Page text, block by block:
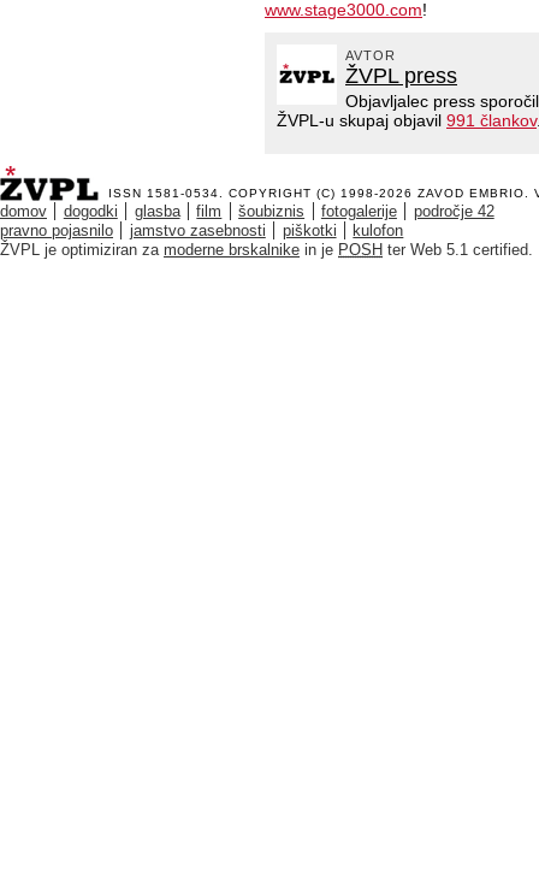
www.stage3000.com!
AVTOR
ŽVPL press
Objavljalec press
ŽVPL-u skupaj objavil 991 člankov
ISSN 1581-0534. COPYRIGHT (C) 1998-2026 ZAVOD EMBRIO .
domov dogodki glasba film šoubiznis fotogalerije
področje 42
pravno pojasnilo
jamstvo zasebnosti piškotki
kulofon
ŽVPL je optimiziran za moderne brskalnike in je POSH ter Web 5.1 certified.